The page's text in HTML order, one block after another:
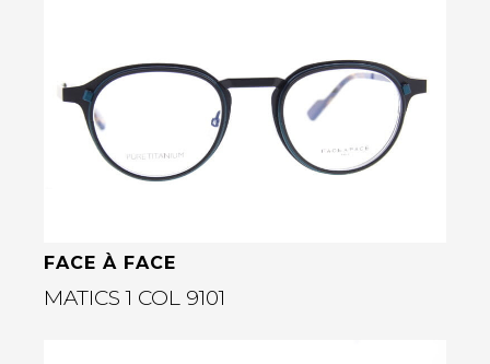
FACE À FACE
MATICS 1 COL 9101